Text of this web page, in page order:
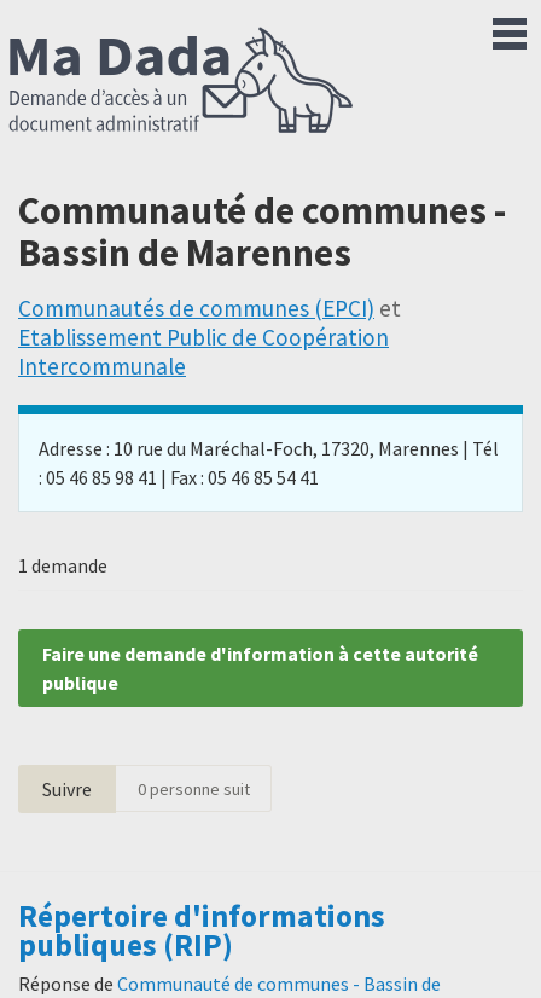
Communauté de communes -
Bassin de Marennes
Communautés de communes (EPCI) et
Etablissement Public de Coopération
Intercommunale
Adresse : 10 rue du Maréchal-Foch, 17320, Marennes | Tél
: 05 46 85 98 41 | Fax : 05 46 85 54 41
1 demande
Faire une demande d'information à cette autorité
publique
Suivre 0personne suit
Répertoire d'informations
publiques (RIP)
Réponse de Communauté de communes - Bassin de